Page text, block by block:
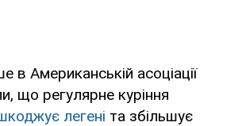
в Американській асоціації
що регулярне куріння
легені та збільшує